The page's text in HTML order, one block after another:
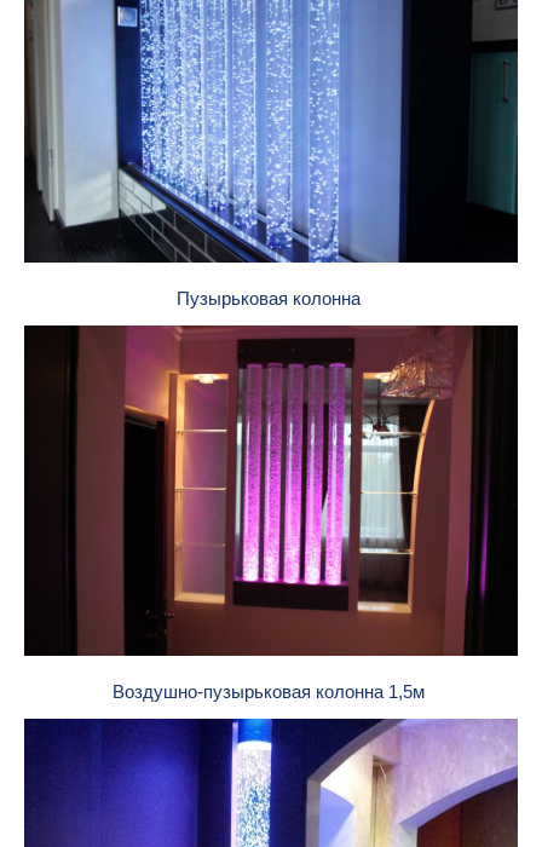
Пузырьковая колонна
Воздушно-пузырьковая колонна 1,5м